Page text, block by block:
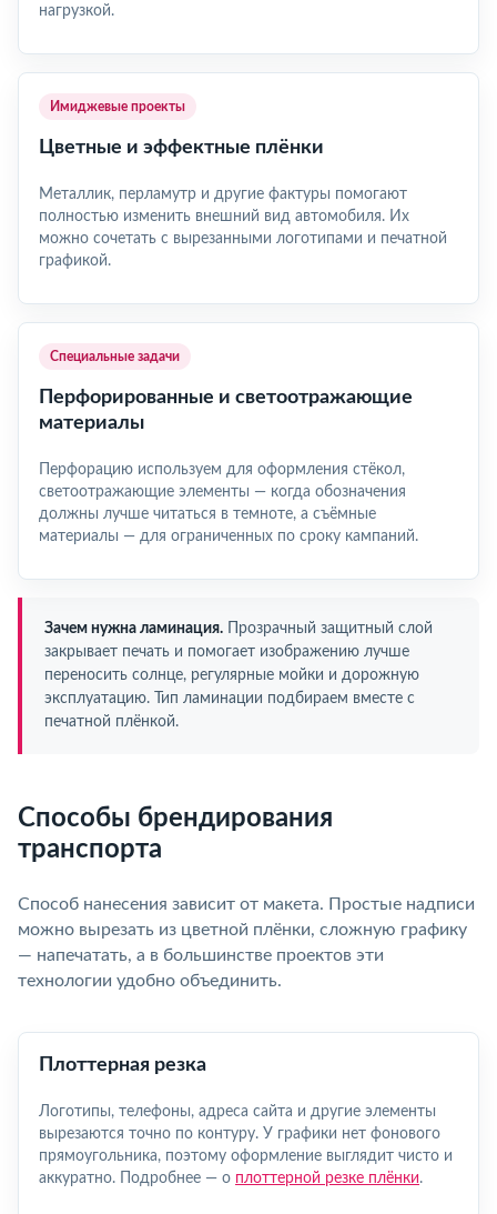
нагрузкой.
Имиджевые проекты
Цветные и эффектные плёнки
Металлик, перламутр и другие фактуры помогают
полностью изменить внешний вид автомобиля. Их
можно сочетать с вырезанными логотипами и печатной
графикой.
Специальные задачи
Перфорированные и светоотражающие
материалы
Перфорацию используем для оформления стёкол,
светоотражающие элементы — когда обозначения
должны лучше читаться в темноте, а съёмные
материалы — для ограниченных по сроку кампаний.
Зачем нужна ламинация. Прозрачный защитный слой
закрывает печать и помогает изображению лучше
переносить солнце, регулярные мойки и дорожную
эксплуатацию. Тип ламинации подбираем вместе с
печатной плёнкой.
Способы брендирования
транспорта
Способ нанесения зависит от макета. Простые надписи
можно вырезать из цветной плёнки, сложную графику
— напечатать, а в большинстве проектов эти
технологии удобно объединить.
Плоттерная резка
Логотипы, телефоны, адреса сайта и другие элементы
вырезаются точно по контуру. У графики нет фонового
прямоугольника, поэтому оформление выглядит чисто и
аккуратно. Подробнее — о плоттерной резке плёнки.